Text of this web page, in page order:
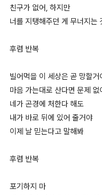
친구가 없어, 하지만
너를 지탱해주던 게 무너지는
후렴 반복
빌어먹을 이 세상은 곧 망할거
마음 가는대로 산다면 문제 없
네가 곤경에 처한다 해도
내가 바로 뒤에 있어 줄거야
이제 날 믿는다고 말해봐
후렴 반복
포기하지 마